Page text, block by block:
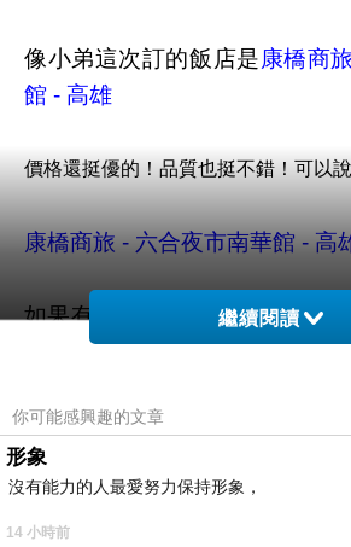
像小弟這次訂的飯店是康橋商
館 - 高雄
價格還挺優的！品質也挺不錯！可以
康橋商旅 - 六合夜市南華館 - 高
如果有興趣到這附近玩的，不
看看喔！
PS.若您家裡有0~4歲的小朋友，
費《迪士尼美語世界試用包》
限量特優價格按鈕
繼續閱讀
你可能感興趣的文章
形象
沒有能力的人最愛努力保持形象，
14 小時前